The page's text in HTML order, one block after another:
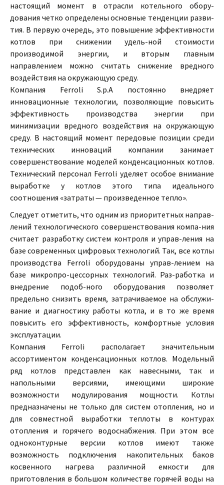
настоящий момент в отрасли котельного обору-
дования четко определены основные тенденции разви-
тия. В первую очередь, это повышение эффективности
котлов при снижении удель-ной стоимости
производимой энергии, и вторым главным
направлением можно считать снижение вредного
воздействия на окружающую среду.
Компания Ferroli S.p.A постоянно внедряет
инновационные технологии, позволяющие повысить
эффективность производства энергии при
минимизации вредного воздействия на окружающую
среду. В настоящий момент передовые позиции среди
технических инноваций компании занимает
совершенствование моделей конденсационных котлов.
Технический персонал Ferroli уделяет особое внимание
выработке у котлов этого типа идеального
соотношения «затраты — произведенное тепло».
Следует отметить, что одним из приоритетных направ-
лений технологического совершенствования компа-ния
считает разработку систем контроля и управ-ления на
базе современных цифровых технологий. Так, все котлы
производства Ferroli оборудованы управ-лением на
базе микропро-цессорных технологий. Раз-работка и
внедрение подоб-ного оборудования позволяет
предельно снизить время, затрачиваемое на обслужи-
вание и диагностику работы котла, и в то же время
повысить его эффективность, комфортные условия
эксплуатации.
Компания Ferroli располагает значительным
ассортиментом конденсационных котлов. Модельный
ряд котлов представлен как навесными, так и
напольными версиями, имеющими широкие
возможности модулирования мощности. Котлы
предназначены не только для систем отопления, но и
для совместной выработки теплоты в контурах
отопления и горячего водоснабжения. При этом все
одноконтурные версии котлов имеют также
возможность подключения накопительных баков
косвенного нагрева различной емкости для
приготовления в большом количестве горячей воды на